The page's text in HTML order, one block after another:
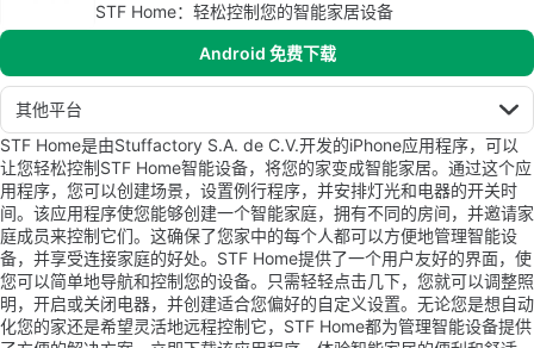
STF Home：轻松控制您的智能家居设备
Android 免费下载
其他平台
STF Home是由Stuffactory S.A. de C.V.开发的iPhone应用程序，可以
让您轻松控制STF Home智能设备，将您的家变成智能家居。通过这个应
用程序，您可以创建场景，设置例行程序，并安排灯光和电器的开关时
间。该应用程序使您能够创建一个智能家庭，拥有不同的房间，并邀请家
庭成员来控制它们。这确保了您家中的每个人都可以方便地管理智能设
备，并享受连接家庭的好处。STF Home提供了一个用户友好的界面，使
您可以简单地导航和控制您的设备。只需轻轻点击几下，您就可以调整照
明，开启或关闭电器，并创建适合您偏好的自定义设置。无论您是想自动
化您的家还是希望灵活地远程控制它，STF Home都为管理智能设备提供